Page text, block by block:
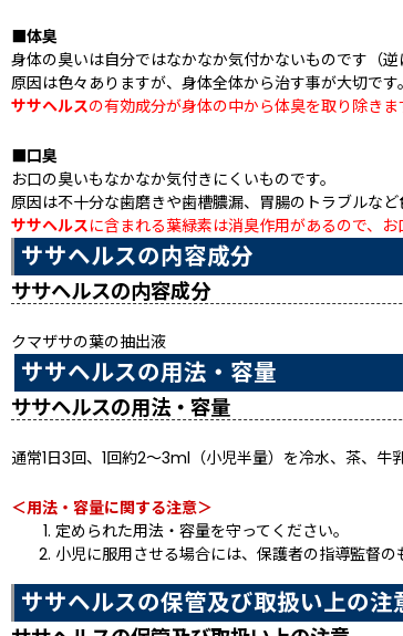
■体臭
身体の臭いは自分ではなかなか気付かないものです（
原因は色々ありますが、身体全体から治す事が大切です。
ササヘルスの有効成分が身体の中から体臭を取り除きま
■口臭
お口の臭いもなかなか気付きにくいものです。
原因は不十分な歯磨きや歯槽膿漏、胃腸のトラブルなど
ササヘルスに含まれる葉緑素は消臭作用があるので、お
ササヘルスの内容成分
ササヘルスの内容成分
クマザサの葉の抽出液
ササヘルスの用法・容量
ササヘルスの用法・容量
通常1日3回、1回約2〜3ml（小児半量）を冷水、茶、
＜用法・容量に関する注意＞
定められた用法・容量を守ってください。
小児に服用させる場合には、保護者の指導監督の
ササヘルスの保管及び取扱い上の注